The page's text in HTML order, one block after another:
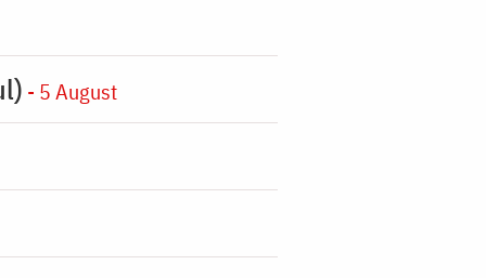
- 5 August